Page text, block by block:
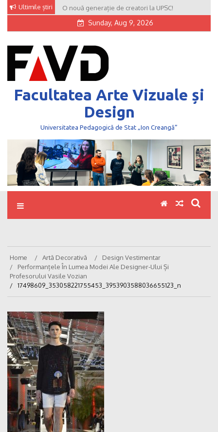
Skip
content
Ultimile știri O nouă generație de creatori la UPSC!
Sunday, Aug 9, 2026
Facultatea Arte Vizuale și
Design
Universitatea Pedagogică de Stat „Ion Creangă”
Home Artă Decorativă
Design Vestimentar
Performanțele În Lumea Modei Ale Designer-Ului Și
Profesorului Vasile Vozian
17498609_353058221755453_3953903588036655123_n